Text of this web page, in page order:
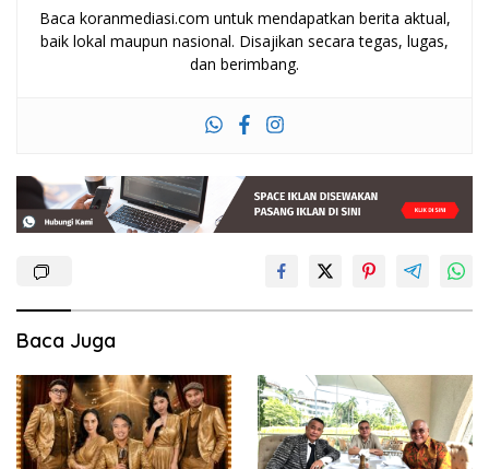
Baca koranmediasi.com untuk mendapatkan berita aktual,
baik lokal maupun nasional. Disajikan secara tegas, lugas,
dan berimbang.
Baca Juga